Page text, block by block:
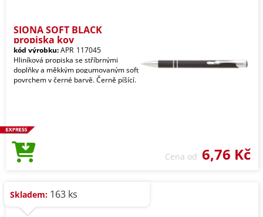
SIONA SOFT BLACK
propiska kov
kód výrobku:APR_117045
Hliníková propiska se stříbrnými
doplňky a měkkým pogumovaným soft
povrchem v černé barvě. Černě píšící.
Cena od 6,76 Kč
Skladem: 163 ks